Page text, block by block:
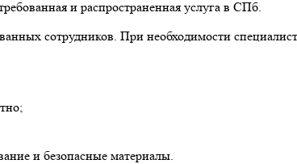
и распространенная услуга в СПб.
сотрудников. При необходимости
и безопасные материалы.